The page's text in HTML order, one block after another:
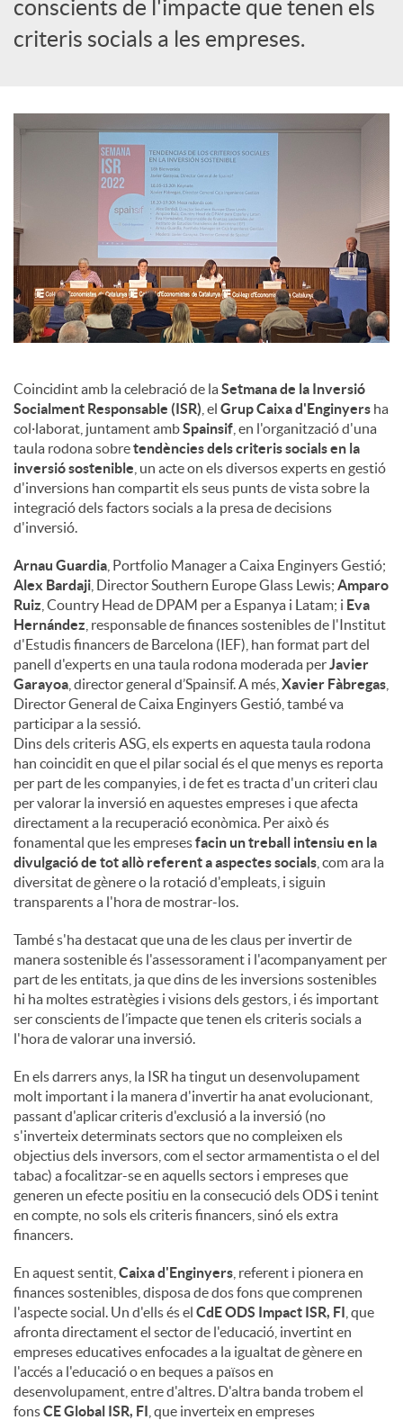
conscients de l'impacte que tenen els
criteris socials a les empreses.
Coincidint amb la celebració de laSetmana de la Inversió
Socialment Responsable (ISR) , el Grup Caixa d'Enginyers ha
col·laborat, juntament ambSpainsif , en l'organització d'una
taula rodona sobretendències dels criteris socials en la
inversió sostenible , un acte on els diversos experts en gestió
d'inversions han compartit els seus punts de vista sobre la
integració dels factors socials a la presa de decisions
d'inversió.
Arnau Guardia , Portfolio Manager a Caixa Enginyers Gestió;
Alex Bardaji , Director Southern Europe Glass Lewis; Amparo
Ruiz , Country Head de DPAM per a Espanya i Latam; i Eva
Hernández , responsable de finances sostenibles de l'Institut
d'Estudis financers de Barcelona (IEF), han format part del
panell d'experts en una taula rodona moderada perJavier
Garayoa , director general d’Spainsif. A més, Xavier Fàbregas
Director General de Caixa Enginyers Gestió, també va
participar a la sessió.
Dins dels criteris ASG, els experts en aquesta taula rodona
han coincidit en que el pilar social és el que menys es reporta
per part de les companyies, i de fet es tracta d'un criteri clau
per valorar la inversió en aquestes empreses i que afecta
directament a la recuperació econòmica. Per això és
fonamental que les empresesfacin un treball intensiu en la
divulgació de tot allò referent a aspectes socials , com ara la
diversitat de gènere o la rotació d'empleats, i siguin
transparents a l'hora de mostrar-los.
També s'ha destacat que una de les claus per invertir de
manera sostenible és l'assessorament i l'acompanyament per
part de les entitats, ja que dins de les inversions sostenibles
hi ha moltes estratègies i visions dels gestors, i és important
ser conscients de l’impacte que tenen els criteris socials a
l'hora de valorar una inversió.
En els darrers anys, la ISR ha tingut un desenvolupament
molt important i la manera d'invertir ha anat evolucionant,
passant d'aplicar criteris d'exclusió a la inversió (no
s'inverteix determinats sectors que no compleixen els
objectius dels inversors, com el sector armamentista o el del
tabac) a focalitzar-se en aquells sectors i empreses que
generen un efecte positiu en la consecució dels ODS i tenint
en compte, no sols els criteris financers, sinó els extra
financers.
En aquest sentit, Caixa d'Enginyers , referent i pionera en
finances sostenibles, disposa de dos fons que comprenen
l'aspecte social. Un d'ells és el CdE ODS Impact ISR, FI , que
afronta directament el sector de l'educació, invertint en
empreses educatives enfocades a la igualtat de gènere en
l'accés a l'educació o en beques a països en
desenvolupament, entre d'altres. D'altra banda trobem el
fonsCE Global ISR, FI , que inverteix en empreses